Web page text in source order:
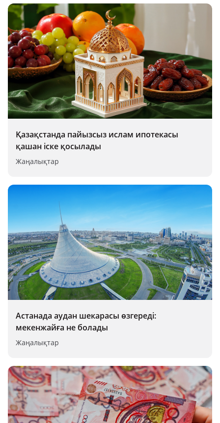
Қазақстанда пайызсыз ислам ипотекасы
қашан іске қосылады
Жаңалықтар
Астанада аудан шекарасы өзгереді:
мекенжайға не болады
Жаңалықтар